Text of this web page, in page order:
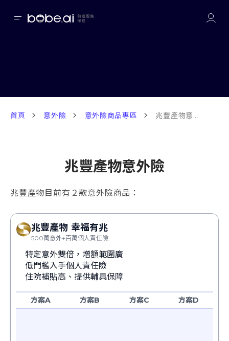
首頁 意外險 意外險商品專區 兆豐產物意外險
兆豐產物意外險
兆豐產物目前有２款意外險商品：
兆豐產物 幸福有兆
500萬意外+百萬個人責任險
特定意外雙倍，增額範圍廣
低門檻入手個人責任險
住院補貼高、提供輔具保障
方案A 方案B 方案C 方案D